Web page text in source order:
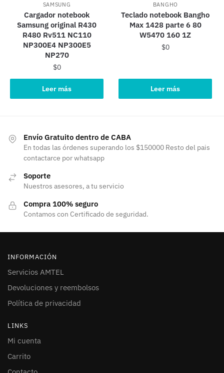
SAMSUNG
Cargador notebook
Samsung original R430
R480 Rv511 NC110
NP300E4 NP300E5
NP270
$0
Leer más
BANGHO
Teclado notebook Bangho
Max 1428 parte 6 80
W5470 160 1Z
$0
Leer más
Envío Gratuito dentro de CABA
En todas las órdenes superando los $150000 Resto del pais
contactarce por whatsapp
Soporte
Nuestros asesores, a tu servicio
Compra 100% seguro
Contamos con Certificado de seguridad.
INFORMACIÓN
Servicios AMTEL
Devoluciones y reembolsos
Política de privacidad
LINKS
Mi cuenta
Carrito